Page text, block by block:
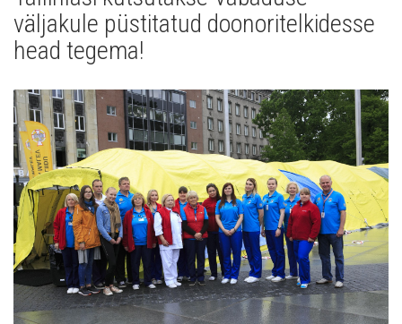
Galerii
Tule tööle!
Tule ekskursioonile!
Andmekaitse
väljakule püstitatud doonoritelkidesse
head tegema!